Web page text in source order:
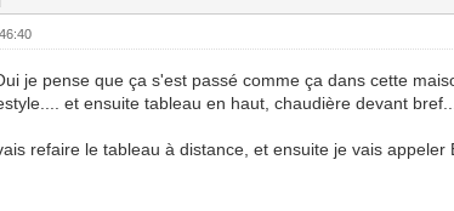
je pense que ça s'est passé comme ça dans cette
et ensuite tableau en haut, chaudière devant bref...
refaire le tableau à distance, et ensuite je vais appeler